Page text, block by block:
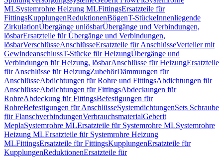
MLSystemrohre Heizung MLFittingsErsatzteile für
FittingsKupplungenReduktionenBögenT-StückeInnenliegende
ZirkulationÜbergänge unlösbarÜbergänge und Verbindungen,
lösbarErsatzteile für Übergänge und Verbindungen,
lösbarVerschlüsseAnschlüsseErsatzteile für AnschlüsseVerteiler mit
GewindeanschlussT-Stücke für HeizungÜbergänge und
Verbindungen für Heizung, lösbarAnschlüsse für HeizungErsatzteile
für Anschlüsse für HeizungZubehörDämmungen für
AnschlüsseAbdichtungen für Rohre und FittingsAbdichtungen für
AnschlüsseAbdichtungen für FittingsAbdeckungen für
RohreAbdeckung für FittingsBefestigungen für
RohreBefestigungen für AnschlüsseSystemdichtungenSets Schraube
für FlanschverbindungenVerbrauchsmaterialGeberit
MeplaSystemrohre MLErsatzteile für Systemrohre MLSystemrohre
Heizung MLErsatzteile für Systemrohre Heizung
MLFittingsErsatzteile für FittingsKupplungenErsatzteile für
KupplungenReduktionenErsatzteile für